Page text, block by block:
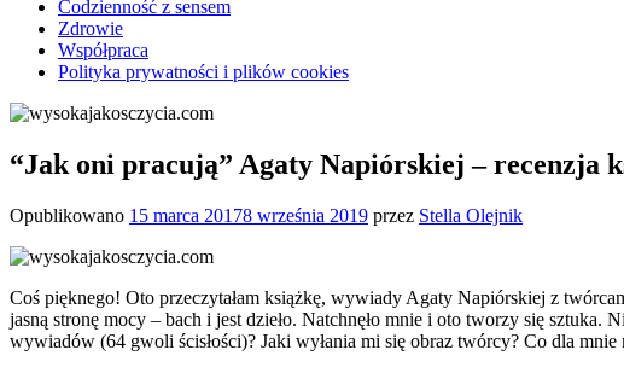
Codzienność z sensem
Zdrowie
Współpraca
Polityka prywatności i plików cookies
“Jak oni pracują” Agaty Napiórskiej – recenzja
Opublikowano 15 marca 20178 września 2019 przez Stella Olejnik
Coś pięknego! Oto przeczytałam książkę, wywiady Agaty Napiórskiej z
jasną stronę mocy – bach i jest dzieło. Natchnęło mnie i oto tworzy się
wywiadów (64 gwoli ścisłości)? Jaki wyłania mi się obraz twórcy? Co dla mnie